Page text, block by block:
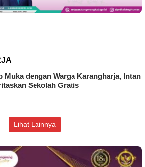
Muka dengan Warga Karangharja, Intan
Sekolah Gratis
Lihat Lainnya